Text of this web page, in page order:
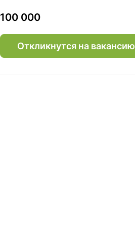
100 000
Откликнутся на вакансию